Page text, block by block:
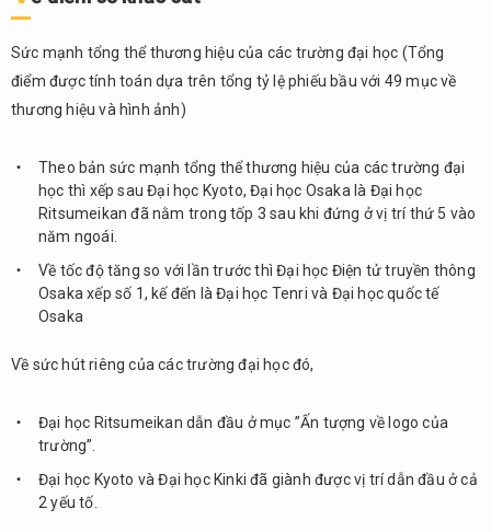
Sức mạnh tổng thể thương hiệu của các trường đại học (Tổng
điểm được tính toán dựa trên tổng tỷ lệ phiếu bầu với 49 mục về
thương hiệu và hình ảnh)
Theo bản sức mạnh tổng thể thương hiệu của các trường đại
học thì xếp sau Đại học Kyoto, Đại học Osaka là Đại học
Ritsumeikan đã nằm trong tốp 3 sau khi đứng ở vị trí thứ 5 vào
năm ngoái.
Về tốc độ tăng so với lần trước thì Đại học Điện tử truyền thông
Osaka xếp số 1, kế đến là Đại học Tenri và Đại học quốc tế
Osaka
Về sức hút riêng của các trường đại học đó,
Đại học Ritsumeikan dẫn đầu ở mục ”Ấn tượng về logo của
trường”.
Đại học Kyoto và Đại học Kinki đã giành được vị trí dẫn đầu ở cả
2 yếu tố.